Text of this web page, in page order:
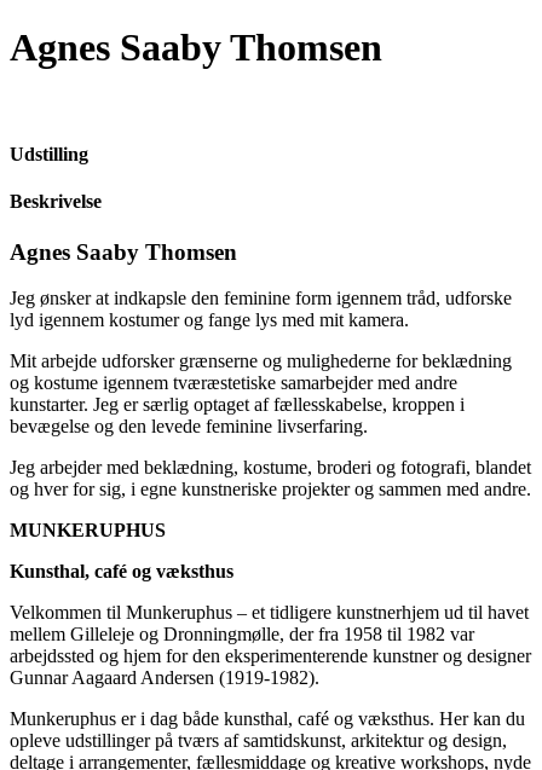
Agnes Saaby Thomsen
Udstilling
Beskrivelse
Agnes Saaby Thomsen
Jeg ønsker at indkapsle den feminine form igennem tråd, udforske
lyd igennem kostumer og fange lys med mit kamera.
Mit arbejde udforsker grænserne og mulighederne for beklædning
og kostume igennem tværæstetiske samarbejder med andre
kunstarter. Jeg er særlig optaget af fællesskabelse, kroppen i
bevægelse og den levede feminine livserfaring.
Jeg arbejder med beklædning, kostume, broderi og fotografi, blandet
og hver for sig, i egne kunstneriske projekter og sammen med andre.
MUNKERUPHUS
Kunsthal, café og væksthus
Velkommen til Munkeruphus – et tidligere kunstnerhjem ud til havet
mellem Gilleleje og Dronningmølle, der fra 1958 til 1982 var
arbejdssted og hjem for den eksperimenterende kunstner og designer
Gunnar Aagaard Andersen (1919-1982).
Munkeruphus er i dag både kunsthal, café og væksthus. Her kan du
opleve udstillinger på tværs af samtidskunst, arkitektur og design,
deltage i arrangementer, fællesmiddage og kreative workshops, nyde